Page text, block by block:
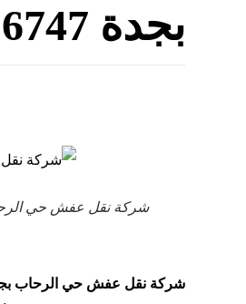
بجدة 0540026747
شركة نقل عفش حي
شركة نقل عفش حي الرحاب